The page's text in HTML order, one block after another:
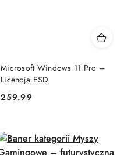
Microsoft Windows 11 Pro –
Licencja ESD
Cena:
259.99